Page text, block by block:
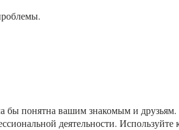
понятна вашим знакомым и
деятельности.